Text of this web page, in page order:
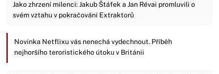
Jako zhrzení milenci: Jakub Štáfek a Jan Révai promluvili o
svém vztahu v pokračování Extraktorů
Novinka Netflixu vás nenechá vydechnout. Příběh
nejhoršího teroristického útoku v Británii